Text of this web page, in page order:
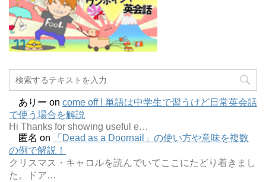
ありー on come off ! 単語は中学生で習うけど日常英会話
で使う場合を解説
Hi Thanks for showing useful e…
匿名 on
「Dead as a Doornail」の使い方や意味を複数
の例で解説！
クリスマス・キャロルを読んでいてここにたどり着きまし
た。ドア…